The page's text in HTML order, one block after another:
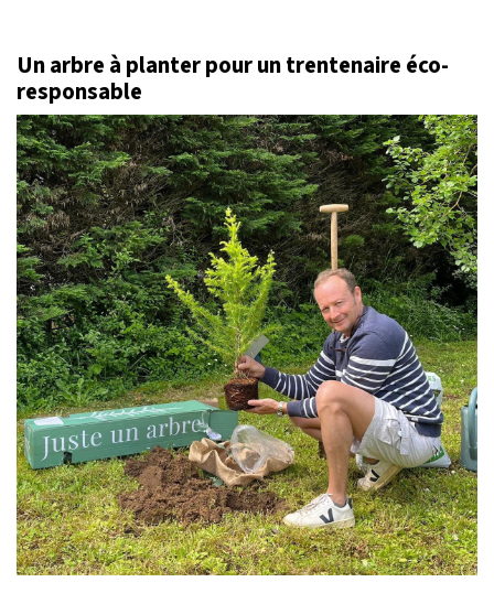
Un arbre à planter pour un trentenaire éco-
responsable